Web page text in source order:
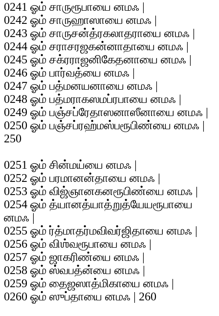
0241 ஓம் சாருரூபாயை னமஃ |
0242 ஓம் சாருஹாஸாயை னமஃ |
0243 ஓம் சாருசன்த்ரகலாதராயை னமஃ |
0244 ஓம் சராசரஜகன்னாதாயை னமஃ |
0245 ஓம் சக்ரராஜனிகேதனாயை னமஃ |
0246 ஓம் பார்வத்யை னமஃ |
0247 ஓம் பத்மனயனாயை னமஃ |
0248 ஓம் பத்மராகஸமப்ரபாயை னமஃ |
0249 ஓம் பஞ்சப்ரேதாஸனாஸீனாயை னமஃ |
0250 ஓம் பஞ்சப்ரஹ்மஸ்பரூபிண்யை னமஃ |
250
0251 ஓம் சின்மய்யை னமஃ |
0252 ஓம் பரமானன்தாயை னமஃ |
0253 ஓம் விஜ்ஞானகனரூபிண்யை னமஃ |
0254 ஓம் த்யானத்யாத்றுத்யேயரூபாயை
னமஃ |
0255 ஓம் ர்த்மாதர்மவிவர்ஜிதாயை னமஃ |
0256 ஓம் விஶ்வரூபாயை னமஃ |
0257 ஓம் ஜாகரிண்யை னமஃ |
0258 ஓம் ஸ்வபத்ன்யை னமஃ |
0259 ஓம் தைஜஸாத்மிகாயை னமஃ |
0260 ஓம் ஸுப்தாயை னமஃ | 260